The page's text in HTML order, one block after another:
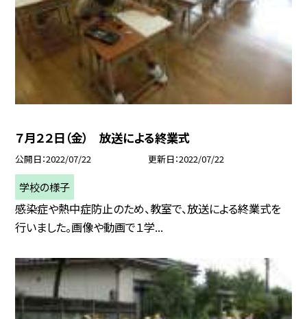
７月２２日（金） 放送による終業式
公開日 2022/07/22 更新日 2022/07/22
学校の様子
感染症や熱中症防止のため、教室で、放送による終業式を
行いました。画像や動画で１学...